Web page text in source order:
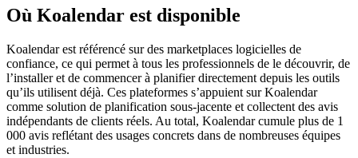
Où Koalendar est disponible
Koalendar est référencé sur des marketplaces logicielles de
confiance, ce qui permet à tous les professionnels de le découvrir, de
l’installer et de commencer à planifier directement depuis les outils
qu’ils utilisent déjà. Ces plateformes s’appuient sur Koalendar
comme solution de planification sous-jacente et collectent des avis
indépendants de clients réels. Au total, Koalendar cumule plus de 1
000 avis reflétant des usages concrets dans de nombreuses équipes
et industries.